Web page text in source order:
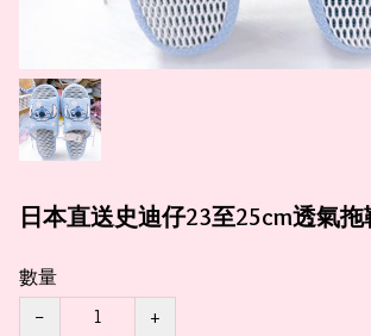
日本直送史迪仔23至25cm透氣拖
數量
−
+